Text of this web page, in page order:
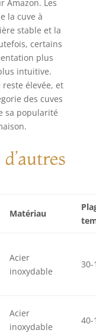
Amazon. Les
la cuve à
stable et la
certains
plus
intuitive.
élevée, et
des cuves
sa popularité
Matériau
Acier
inoxydable
30-
Acier
inoxydable
40-